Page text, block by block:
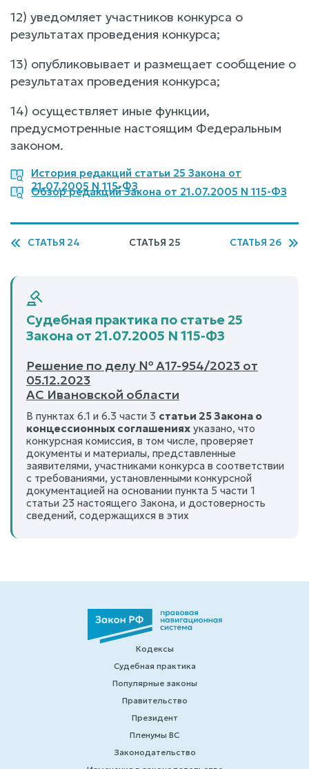
12) уведомляет участников конкурса о
результатах проведения конкурса;
13) опубликовывает и размещает сообщение о
результатах проведения конкурса;
14) осуществляет иные функции,
предусмотренные настоящим Федеральным
законом.
История редакций статьи 25 Закона от
21.07.2005 N 115-ФЗ
Обзор редакций Закона от 21.07.2005 N 115-ФЗ
СТАТЬЯ 24 СТАТЬЯ 25 СТАТЬЯ 26
Судебная практика по статье 25
Закона от 21.07.2005 N 115-ФЗ
Решение по делу № А17-954/2023 от
05.12.2023
АС Ивановской области
В пунктах 6.1 и 6.3 части 3 статьи 25 Закона о
концессионных соглашениях указано, что
конкурсная комиссия, в том числе, проверяет
документы и материалы, представленные
заявителями, участниками конкурса в соответствии
с требованиями, установленными конкурсной
документацией на основании пункта 5 части 1
статьи 23 настоящего Закона, и достоверность
сведений, содержащихся в этих
Кодексы
Судебная практика
Популярные законы
Правительство
Президент
Пленумы ВС
Законодательство